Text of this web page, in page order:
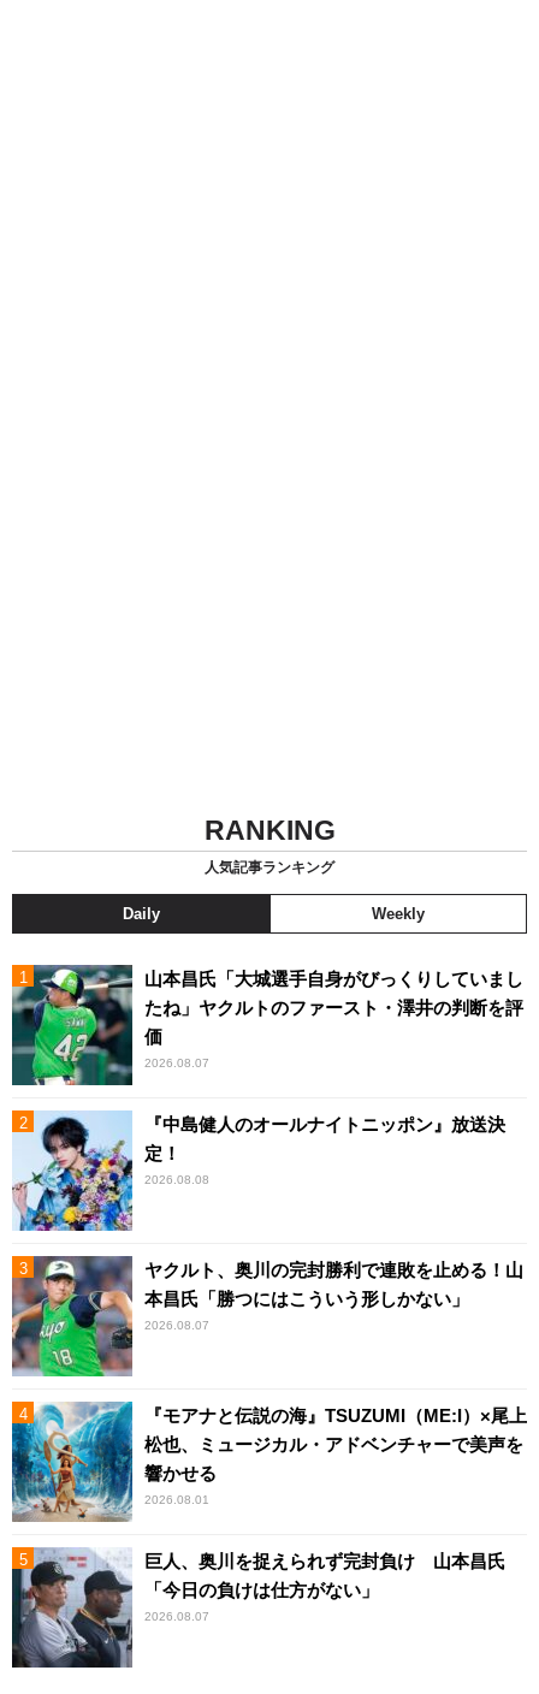
RANKING
人気記事ランキング
Daily Weekly
山本昌氏「大城選手自身がびっくりしていまし
たね」ヤクルトのファースト・澤井の判断を評
価
2026.08.07
『中島健人のオールナイトニッポン』放送決
定！
2026.08.08
ヤクルト、奥川の完封勝利で連敗を止める！山
本昌氏「勝つにはこういう形しかない」
2026.08.07
『モアナと伝説の海』TSUZUMI（ME:I）×尾上
松也、ミュージカル・アドベンチャーで美声を
響かせる
2026.08.01
巨人、奥川を捉えられず完封負け 山本昌氏
「今日の負けは仕方がない」
2026.08.07